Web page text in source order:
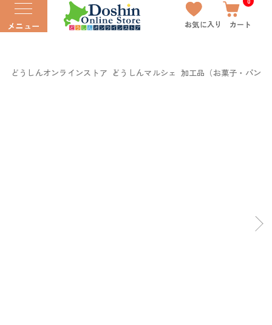
メニュー お気に入り カート
どうしんオンラインストア どうしんマルシェ 加工品（お菓子・パン以